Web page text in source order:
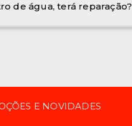
de água, terá reparação?
E NOVIDADES